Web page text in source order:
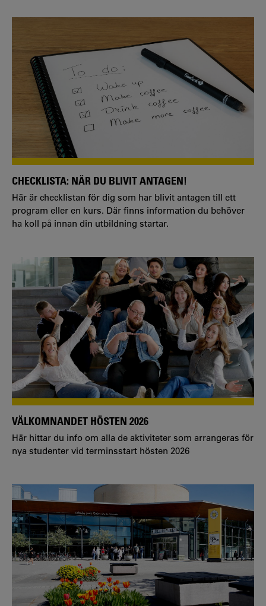
CHECKLISTA: NÄR DU BLIVIT ANTAGEN!
Här är checklistan för dig som har blivit antagen till ett
program eller en kurs. Där finns information du behöver
ha koll på innan din utbildning startar.
VÄLKOMNANDET HÖSTEN 2026
Här hittar du info om alla de aktiviteter som arrangeras för
nya studenter vid terminsstart hösten 2026